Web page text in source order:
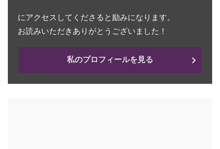
にアクセスしてくださると励みになります。
お読みいただきありがとうございました！
私のプロフィールを見る